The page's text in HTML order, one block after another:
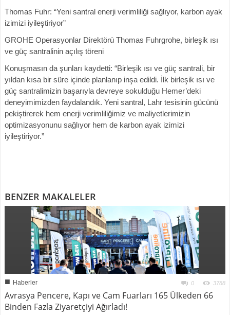
Thomas Fuhr: “Yeni santral enerji verimliliği sağlıyor, karbon ayak
izimizi iyileştiriyor”
GROHE Operasyonlar Direktörü Thomas Fuhrgrohe, birleşik ısı
ve güç santralinin açılış töreni
Konuşmasın da şunları kaydetti: “Birleşik ısı ve güç santrali, bir
yıldan kısa bir süre içinde planlanıp inşa edildi. İlk birleşik ısı ve
güç santralimizin başarıyla devreye sokulduğu Hemer’deki
deneyimimizden faydalandık. Yeni santral, Lahr tesisinin gücünü
pekiştirerek hem enerji verimliliğimiz ve maliyetlerimizin
optimizasyonunu sağlıyor hem de karbon ayak izimizi
iyileştiriyor.”
BENZER MAKALELER
■ Haberler 0 3788
Avrasya Pencere, Kapı ve Cam Fuarları 165 Ülkeden 66
Binden Fazla Ziyaretçiyi Ağırladı!